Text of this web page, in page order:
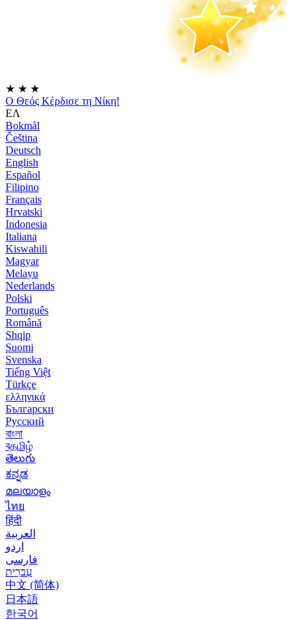
★ ★ ★
Ο Θεός Κέρδισε τη Νίκη!
ΕΛ
Bokmål
Čeština
Deutsch
English
Español
Filipino
Français
Hrvatski
Indonesia
Italiana
Kiswahili
Magyar
Melayu
Nederlands
Polski
Português
Română
Shqip
Suomi
Svenska
Tiếng Việt
Türkçe
ελληνικά
Български
Русский
বাংলা
বதமிழ்
తెలుగు
ಕನ್ನಡ
മലയാളം
ไทย
हिंदी
العربية
اردو
فارسی
עִברִית
中文 (简体)
日本語
한국어